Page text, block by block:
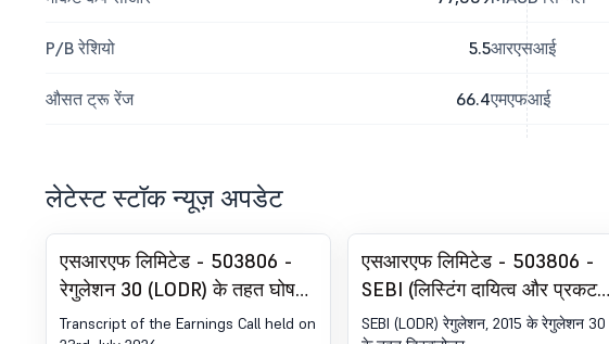
P/B रेशियो 5.5
औसत ट्रू रेंज 66.4
आरएसआई
एमएफआई
लेटेस्ट स्टॉक न्यूज़ अपडेट
एसआरएफ लिमिटेड - 503806 -
रेगुलेशन 30 (LODR) के तहत घोषणा
- अर्निंग्स कॉल ट्रांसक्रिप्ट
Transcript of the Earnings Call held on
एसआरएफ लिमिटेड - 503806 -
SEBI (लिस्टिंग दायित्व और प्रकटन
आवश्यकताएं) विनियम, 2015 के
SEBI (LODR) रेगुलेशन, 2015 के रेगुलेशन 30